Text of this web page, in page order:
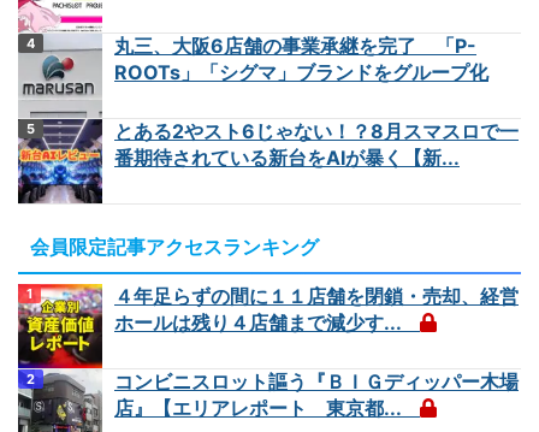
丸三、大阪6店舗の事業承継を完了 「P-
ROOTs」「シグマ」ブランドをグループ化
とある2やスト6じゃない！？8月スマスロで一
番期待されている新台をAIが暴く【新...
会員限定記事アクセスランキング
４年足らずの間に１１店舗を閉鎖・売却、経営
ホールは残り４店舗まで減少す...
コンビニスロット謳う『ＢＩＧディッパー木場
店』【エリアレポート 東京都...